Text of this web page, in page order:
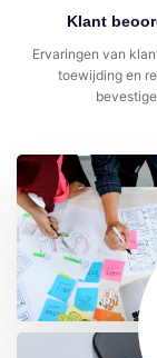
Klant
Ervaringen van
toewijding en